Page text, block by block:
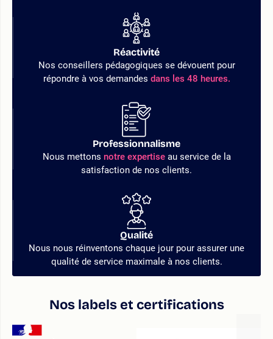
Réactivité
Nos conseillers pédagogiques se dévouent pour
répondre à vos demandes dans les 48 heures.
Professionnalisme
Nous mettons notre expertiseau service de la
satisfaction de nos clients.
Qualité
Nous nous réinventons chaque jour pour assurer une
qualité de service maximale à nos clients.
Nos labels et certifications